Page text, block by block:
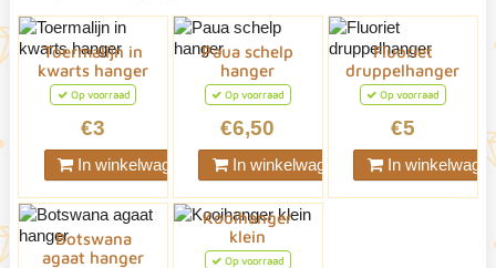
Toermalijn in
kwarts hanger
Op voorraad
€3
In winkelwagen
Paua schelp
hanger
Op voorraad
€6,50
In winkelwagen
Fluoriet
druppelhanger
Op voorraad
€5
In
Botswana
agaat hanger
Kooihanger
klein
Op voorraad